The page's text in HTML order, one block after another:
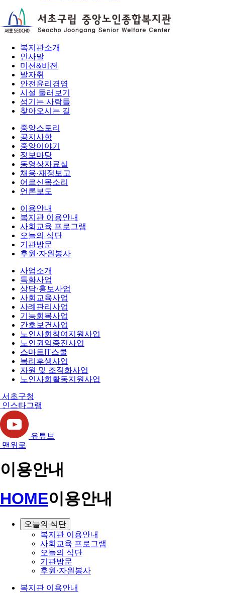
복지관소개
인사말
미션&비젼
발자취
안전윤리경영
시설 둘러보기
섬기는 사람들
찾아오시는 길
중앙스토리
공지사항
중앙이야기
정보마당
동영상자료실
채용·재정보고
어르신목소리
언론보도
이용안내
복지관 이용안내
사회교육 프로그램
오늘의 식단
기관방문
후원·자원봉사
사업소개
특화사업
상담·홍보사업
사회교육사업
사례관리사업
기능회복사업
간호보건사업
노인사회참여지원사업
노인권익증진사업
스마트IT스쿨
복리후생사업
자원 및 조직화사업
노인사회활동지원사업
서초구청
인스타그램
유튜브
맨위로
이용안내
HOME이용안내
오늘의 식단
복지관 이용안내
사회교육 프로그램
오늘의 식단
기관방문
후원·자원봉사
복지관 이용안내